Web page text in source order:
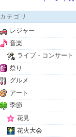
カテゴリ
レジャー
音楽
ライブ・コンサート
祭り
グルメ
アート
季節
花見
花火大会